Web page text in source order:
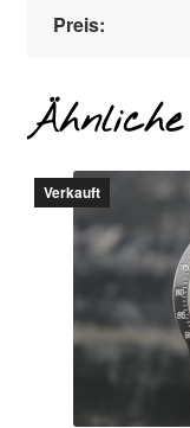
Preis:
Verkauft